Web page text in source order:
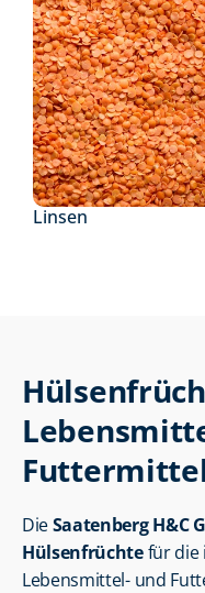
Linsen
Die Saatenberg H&C
Hülsenfrüchte für die
Lebensmittel- und